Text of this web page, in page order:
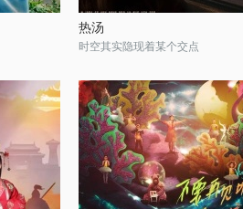
热汤
时空其实隐现着某个交点